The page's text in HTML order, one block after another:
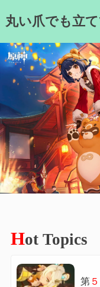
to丸い爪でも立
Hot Topics
第